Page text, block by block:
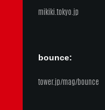
mikiki.tokyo.jp
bounce:
tower.jp/mag/bounce